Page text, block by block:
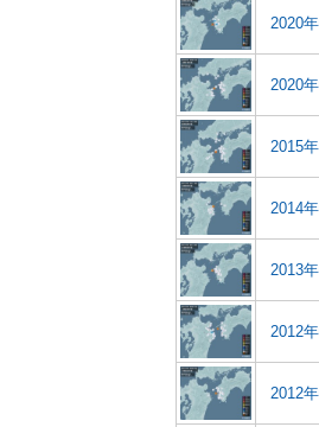
2020
2020
2015
2014
2013
2012
2012